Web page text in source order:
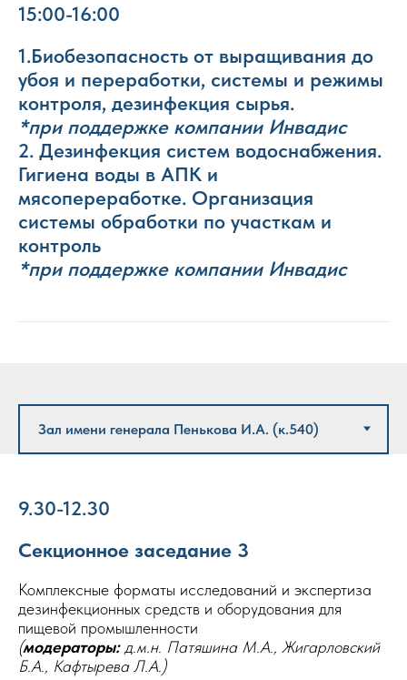
15:00-16:00
1.Биобезопасность от выращивания до
убоя и переработки, системы и режимы
контроля, дезинфекция сырья.
*при поддержке компании Инвадис
2. Дезинфекция систем водоснабжения.
Гигиена воды в АПК и
мясопереработке. Организация
системы обработки по участкам и
контроль
*при поддержке компании Инвадис
9.30-12.30
Секционное заседание 3
Комплексные форматы исследований и экспертиза
дезинфекционных средств и оборудования для
пищевой промышленности
(модераторы:д.м.н. Патяшина М.А., Жигарловский
Б.А., Кафтырева Л.А.)